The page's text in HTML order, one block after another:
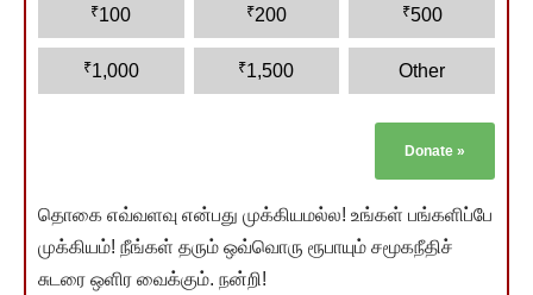
₹100 ₹200 ₹500
₹1,000 ₹1,500 Other
Donate »
தொகை எவ்வளவு என்பது முக்கியமல்ல! உங்கள் பங்களிப்பே
முக்கியம்! நீங்கள் தரும் ஒவ்வொரு ரூபாயும் சமூகநீதிச்
சுடரை ஒளிர வைக்கும். நன்றி!